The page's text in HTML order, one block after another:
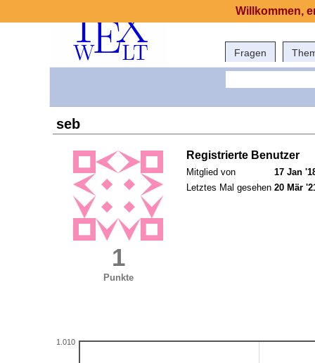
Fragen
seb
1
Punkte
Registrierte Benutzer
Mitglied von
17 Jan
Letztes Mal gesehen 20 Mär
1.010
Willkommen,